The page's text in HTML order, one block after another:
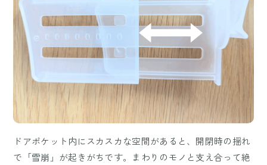
ドアポケット内にスカスカな空間があると、開閉時の揺れ
で「雪崩」が起きがちです。まわりのモノと支え合って絶